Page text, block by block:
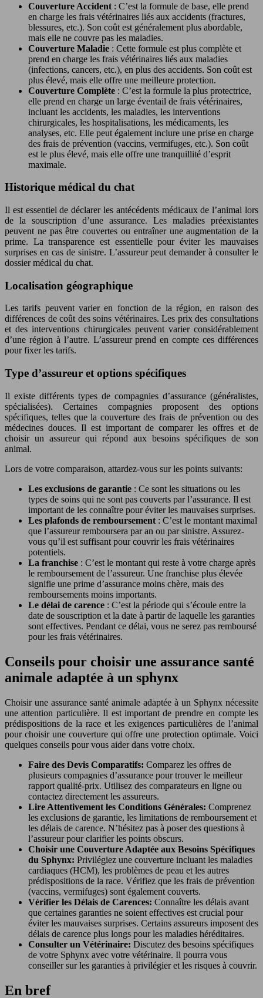
Couverture Accident : C’est la formule de base, elle prend
en charge les frais vétérinaires liés aux accidents (fractures,
blessures, etc.). Son coût est généralement plus abordable,
mais elle ne couvre pas les maladies.
Couverture Maladie : Cette formule est plus complète et
prend en charge les frais vétérinaires liés aux maladies
(infections, cancers, etc.), en plus des accidents. Son coût est
plus élevé, mais elle offre une meilleure protection.
Couverture Complète : C’est la formule la plus protectrice,
elle prend en charge un large éventail de frais vétérinaires,
incluant les accidents, les maladies, les interventions
chirurgicales, les hospitalisations, les médicaments, les
analyses, etc. Elle peut également inclure une prise en charge
des frais de prévention (vaccins, vermifuges, etc.). Son coût
est le plus élevé, mais elle offre une tranquillité d’esprit
maximale.
Historique médical du chat
Il est essentiel de déclarer les antécédents médicaux de l’animal lors
de la souscription d’une assurance. Les maladies préexistantes
peuvent ne pas être couvertes ou entraîner une augmentation de la
prime. La transparence est essentielle pour éviter les mauvaises
surprises en cas de sinistre. L’assureur peut demander à consulter le
dossier médical du chat.
Localisation géographique
Les tarifs peuvent varier en fonction de la région, en raison des
différences de coût des soins vétérinaires. Les prix des consultations
et des interventions chirurgicales peuvent varier considérablement
d’une région à l’autre. L’assureur prend en compte ces différences
pour fixer les tarifs.
Type d’assureur et options spécifiques
Il existe différents types de compagnies d’assurance (généralistes,
spécialisées). Certaines compagnies proposent des options
spécifiques, telles que la couverture des frais de prévention ou des
médecines douces. Il est important de comparer les offres et de
choisir un assureur qui répond aux besoins spécifiques de son
animal.
Lors de votre comparaison, attardez-vous sur les points suivants:
Les exclusions de garantie : Ce sont les situations ou les
types de soins qui ne sont pas couverts par l’assurance. Il est
important de les connaître pour éviter les mauvaises surprises.
Les plafonds de remboursement : C’est le montant maximal
que l’assureur remboursera par an ou par sinistre. Assurez-
vous qu’il est suffisant pour couvrir les frais vétérinaires
potentiels.
La franchise : C’est le montant qui reste à votre charge après
le remboursement de l’assureur. Une franchise plus élevée
signifie une prime d’assurance moins chère, mais des
remboursements moins importants.
Le délai de carence : C’est la période qui s’écoule entre la
date de souscription et la date à partir de laquelle les garanties
sont effectives. Pendant ce délai, vous ne serez pas remboursé
pour les frais vétérinaires.
Conseils pour choisir une assurance santé
animale adaptée à un sphynx
Choisir une assurance santé animale adaptée à un Sphynx nécessite
une attention particulière. Il est important de prendre en compte les
prédispositions de la race et les exigences particulières de l’animal
pour choisir une couverture qui offre une protection optimale. Voici
quelques conseils pour vous aider dans votre choix.
Faire des Devis Comparatifs: Comparez les offres de
plusieurs compagnies d’assurance pour trouver le meilleur
rapport qualité-prix. Utilisez des comparateurs en ligne ou
contactez directement les assureurs.
Lire Attentivement les Conditions Générales: Comprenez
les exclusions de garantie, les limitations de remboursement et
les délais de carence. N’hésitez pas à poser des questions à
l’assureur pour clarifier les points obscurs.
Choisir une Couverture Adaptée aux Besoins Spécifiques
du Sphynx: Privilégiez une couverture incluant les maladies
cardiaques (HCM), les problèmes de peau et les autres
prédispositions de la race. Vérifiez que les frais de prévention
(vaccins, vermifuges) sont également couverts.
Vérifier les Délais de Carences: Connaître les délais avant
que certaines garanties ne soient effectives est crucial pour
éviter les mauvaises surprises. Certains assureurs imposent des
délais de carence plus longs pour les maladies héréditaires.
Consulter un Vétérinaire: Discutez des besoins spécifiques
de votre Sphynx avec votre vétérinaire. Il pourra vous
conseiller sur les garanties à privilégier et les risques à couvrir.
En bref